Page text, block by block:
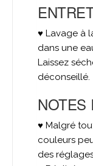
♥ Lavage à
dans une
Laissez
déconseillé.
NOTES
♥ Malgré
couleurs
des